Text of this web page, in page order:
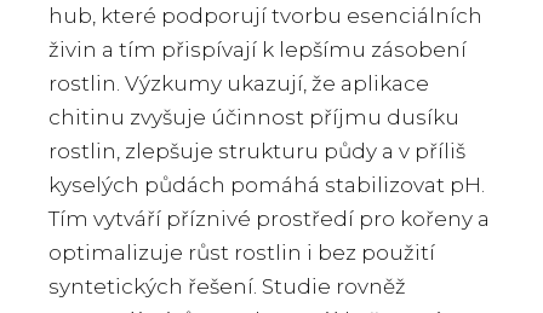
hub, které podporují tvorbu esenciálních
živin a tím přispívají k lepšímu zásobení
rostlin. Výzkumy ukazují, že aplikace
chitinu zvyšuje účinnost příjmu dusíku
rostlin, zlepšuje strukturu půdy a v příliš
kyselých půdách pomáhá stabilizovat pH.
Tím vytváří příznivé prostředí pro kořeny a
optimalizuje růst rostlin i bez použití
syntetických řešení. Studie rovněž